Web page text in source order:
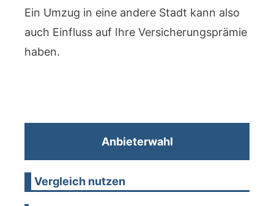
Ein Umzug in eine andere Stadt kann also
auch Einfluss auf Ihre Versicherungsprämie
haben.
Anbieterwahl
Vergleich nutzen